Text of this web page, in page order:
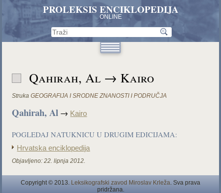
PROLEKSIS ENCIKLOPEDIJA
ONLINE
Qahirah, Al → Kairo
Struka GEOGRAFIJA I SRODNE ZNANOSTI I PODRUČJA
Qahirah, Al → Kairo
POGLEDAJ NATUKNICU U DRUGIM EDICIJAMA:
Hrvatska enciklopedija
Objavljeno: 22. lipnja 2012.
Copyright © 2013. Leksikografski zavod Miroslav Krleža. Sva prava
pridržana.